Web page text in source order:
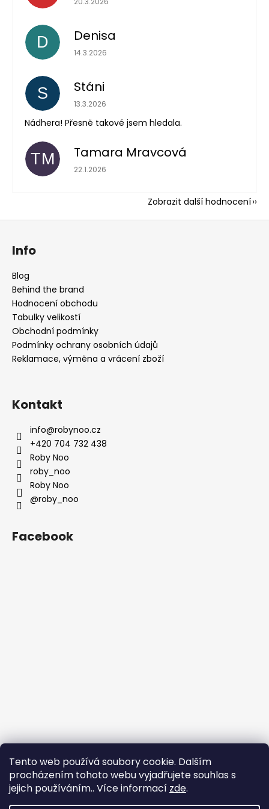
Tento web používá soubory cookie. Dalším
procházením tohoto webu vyjadřujete souhlas s
jejich používáním.. Více informací zde.
D Denisa
Hodnocení obchodu je 5 z 5 hvězdiček.
14.3.2026
S Stáni
Hodnocení obchodu je 5 z 5 hvězdiček.
13.3.2026
Nádhera! Přesně takové jsem hledala.
TM Tamara Mravcová
Hodnocení obchodu je 5 z 5 hvězdiček.
22.1.2026
Zobrazit další hodnocení
Info
Blog
Behind the brand
Hodnocení obchodu
Tabulky velikostí
Obchodní podmínky
Podmínky ochrany osobních údajů
Reklamace, výměna a vrácení zboží
Kontakt
info@robynoo.cz
+420 704 732 438
Roby Noo
roby_noo
Roby Noo
@roby_noo
Facebook